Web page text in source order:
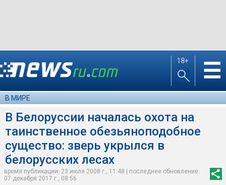
18+ ☰
В МИРЕ
В Белоруссии началась охота на
таинственное обезьяноподобное
существо: зверь укрылся в
белорусских лесах
время публикации: 23 июля 2008 г., 11:48 | последнее обновление:
07 декабря 2017 г., 08:56